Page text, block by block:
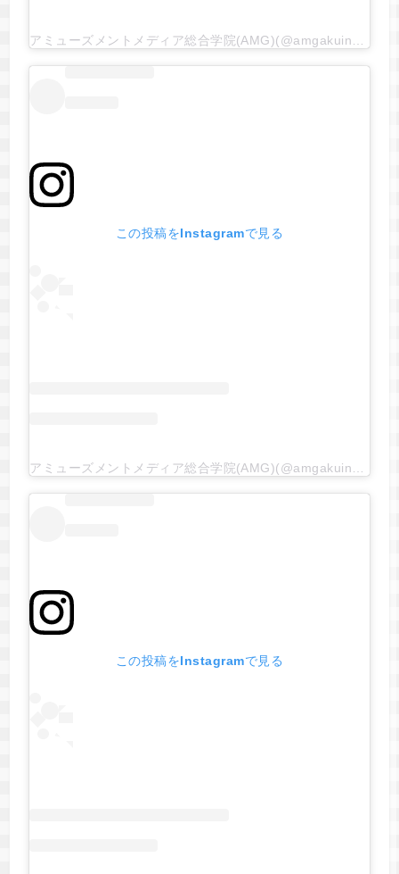
アミューズメントメディア総合学院(AMG)(@amgakuin)がシェアした投稿
この投稿をInstagramで見る
この投稿をInstagramで見る